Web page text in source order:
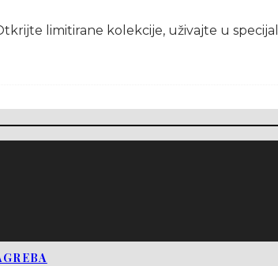
limitirane kolekcije, uživajte u